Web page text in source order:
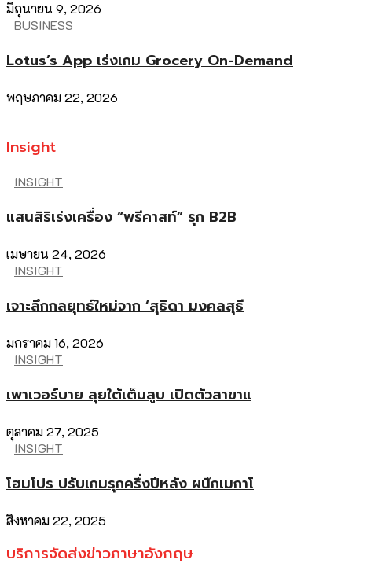
มิถุนายน 9, 2026
BUSINESS
Lotus’s App เร่งเกม Grocery On-Demand
พฤษภาคม 22, 2026
Insight
INSIGHT
แสนสิริเร่งเครื่อง “พรีคาสท์” รุก B2B
เมษายน 24, 2026
INSIGHT
เจาะลึกกลยุทธ์ใหม่จาก ‘สุธิดา มงคลสุธี
มกราคม 16, 2026
INSIGHT
เพาเวอร์บาย ลุยใต้เต็มสูบ เปิดตัวสาขาแ
ตุลาคม 27, 2025
INSIGHT
โฮมโปร ปรับเกมรุกครึ่งปีหลัง ผนึกเมกาโ
สิงหาคม 22, 2025
บริการจัดส่งข่าวภาษาอังกฤษ